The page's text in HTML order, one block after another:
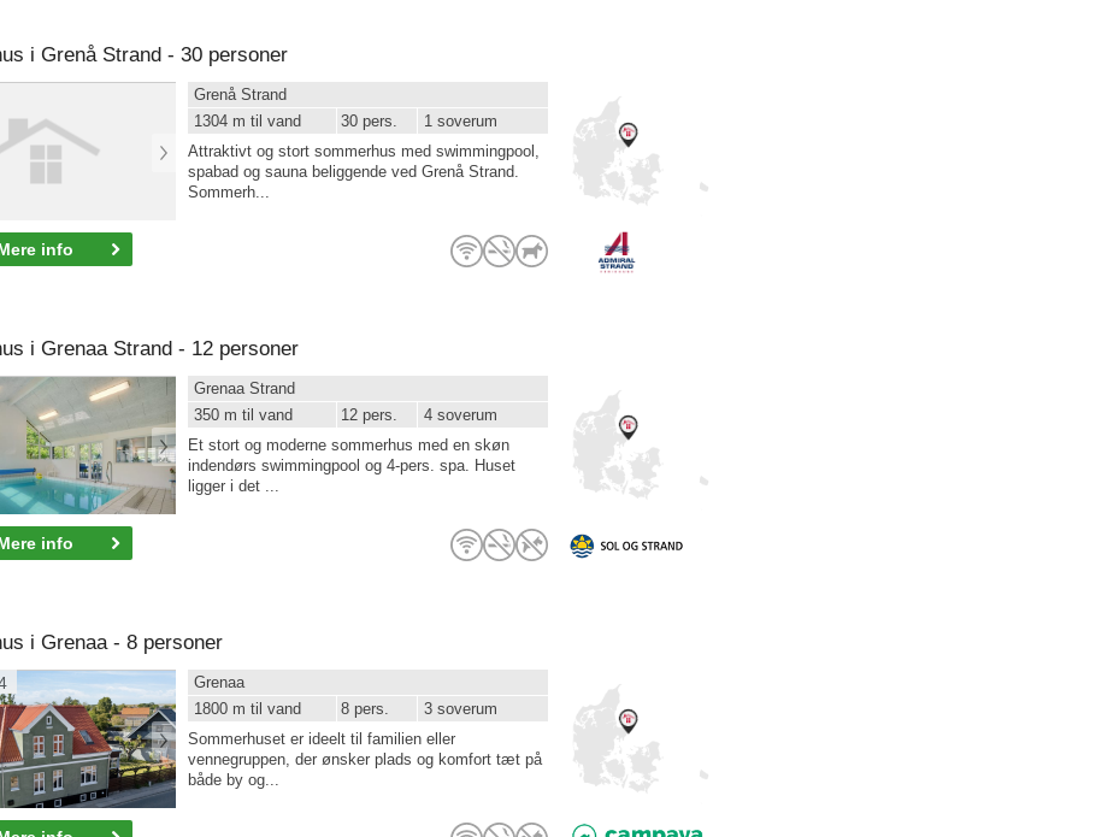
i Grenå Strand - 30 personer
info
Grenå Strand
1304 m til vand
30 pers.
1 soverum
Attraktivt og stort sommerhus med swimmingpool,
spabad og sauna beliggende ved Grenå Strand.
Sommerh...
i Grenaa Strand - 12 personer
info
Grenaa Strand
350 m til vand
12 pers.
4 soverum
Et stort og moderne sommerhus med en skøn
indendørs swimmingpool og 4-pers. spa. Huset
ligger i det ...
i Grenaa - 8 personer
Grenaa
1800 m til vand
8 pers.
3 soverum
Sommerhuset er ideelt til familien eller
vennegruppen, der ønsker plads og komfort tæt på
både by og...